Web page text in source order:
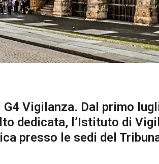
Vigilanza. Dal primo
dedicata, l’Istituto di
presso le sedi del